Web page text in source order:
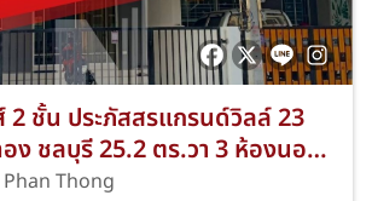
2 ชั้น ประภัสสรแกรนด์วิลล์ 23
ง ชลบุรี 25.2 ตร.วา 3 ห้องนอน
ถ 2 คัน NKA-CEO-369
Phan Thong